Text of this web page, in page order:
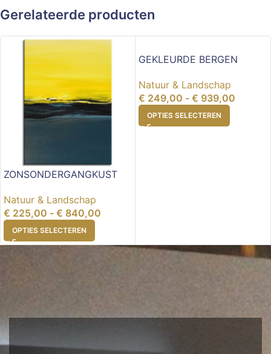
Gerelateerde producten
ZONSONDERGANGKUST
Natuur & Landschap
€ 225,00 - € 840,00
OPTIES SELECTEREN
GEKLEURDE BERGEN
Natuur & Landschap
€ 249,00 - € 939,00
OPTIES SELECTEREN